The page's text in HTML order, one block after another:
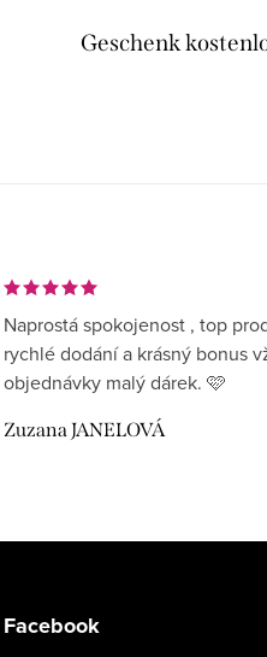
Geschenk
Naprostá spokojenost , top
rychlé dodání a krásný bonus
objednávky malý dárek. 🩷
Zuzana JANELOVÁ
Facebook